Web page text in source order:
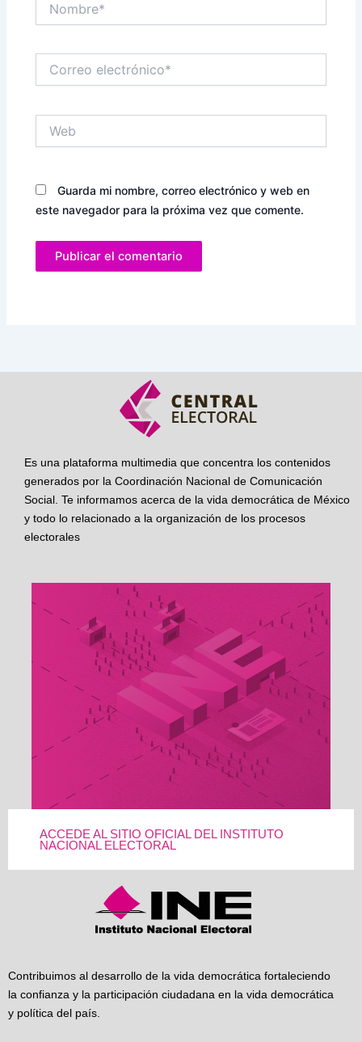
electrónico*
Guarda mi nombre, correo electrónico y web en
este navegador para la próxima vez que comente.
Es una plataforma multimedia que concentra los contenidos
generados por la Coordinación Nacional de Comunicación
Social. Te informamos acerca de la vida democrática de México
y todo lo relacionado a la organización de los procesos
electorales
ACCEDE AL SITIO OFICIAL DEL INSTITUTO
NACIONAL ELECTORAL
Contribuimos al desarrollo de la vida democrática fortaleciendo
la confianza y la participación ciudadana en la vida democrática
y política del país.